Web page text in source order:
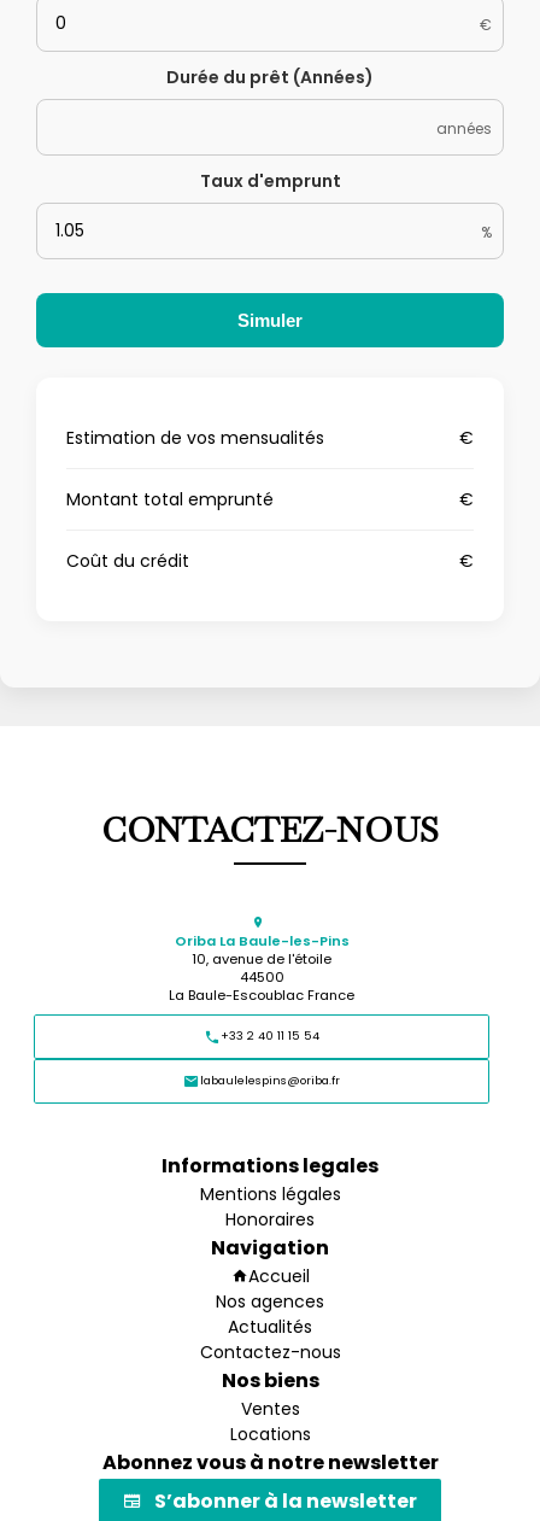
€
Durée du prêt (Années)
années
Taux d'emprunt
%
Simuler
Estimation de vos mensualités €
Montant total emprunté €
Coût du crédit €
CONTACTEZ-NOUS
Oriba La Baule-les-Pins
10, avenue de l'étoile
44500
La Baule-Escoublac France
+33 2 40 11 15 54
labaulelespins@oriba.fr
Informations legales
Mentions légales
Honoraires
Navigation
Accueil
Nos agences
Actualités
Contactez-nous
Nos biens
Ventes
Locations
Abonnez vous à notre newsletter
S’abonner à la newsletter